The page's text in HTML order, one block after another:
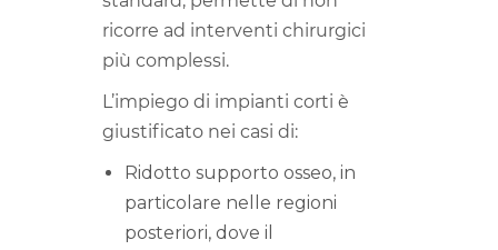
ricorre ad interventi chirurgici
più complessi.
L’impiego di impianti corti è
giustificato nei casi di:
Ridotto supporto osseo, in
particolare nelle regioni
posteriori, dove il